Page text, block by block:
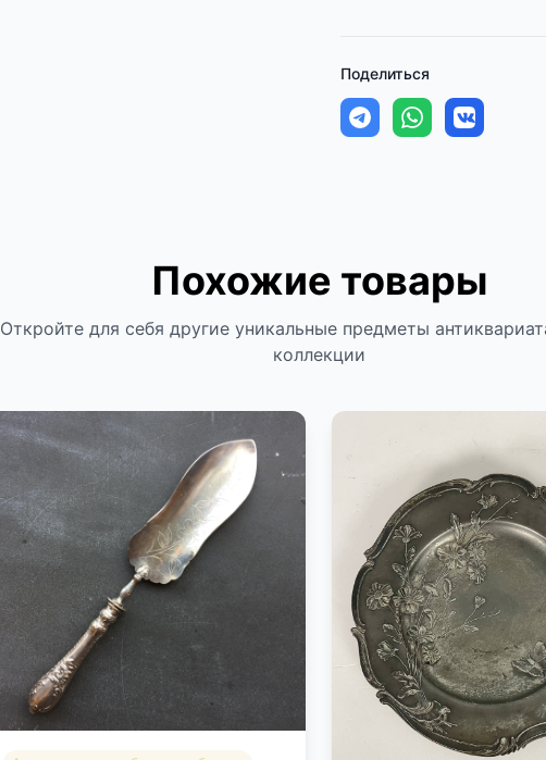
Поделиться
Похожие товары
Откройте для себя другие уникальные предметы
коллекции